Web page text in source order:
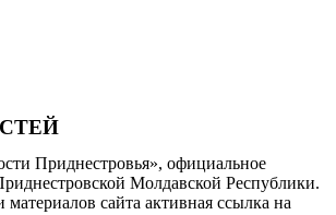
Приднестровья», официальное
Молдавской Республики.
сайта активная ссылка на